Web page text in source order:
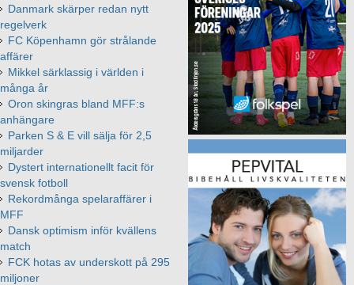
Danmark skärper redan nytt
regelverk
FC Köpenhamn gör strålande
affärer
Mikkel särklassig i världen i
många år
Oron skingras bland MFF:s
anhängare
Parken S & E vill sälja för 2,5
miljarder
Dystert internationellt facit för
svensk fotboll
Rekordmånga spelaraffärer i
MFF
Dansk optimism inför kvällens
match
FCK hotas av underskott på 295
miljoner